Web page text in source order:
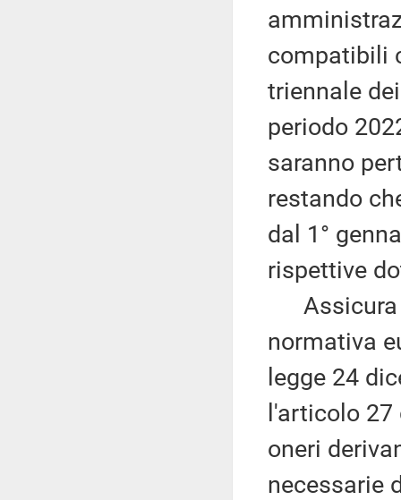
compatibili
triennale
periodo
saranno
restando
dal 1°
rispettive
Assicura
normativa
legge 24
l'articolo
oneri
necessarie